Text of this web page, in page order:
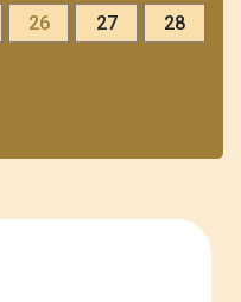
26 27
28